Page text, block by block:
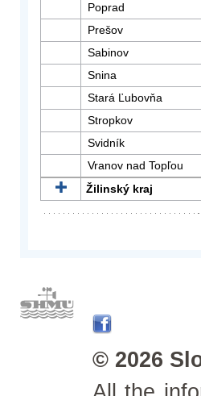
Poprad
Prešov
Sabinov
Snina
Stará Ľubovňa
Stropkov
Svidník
Vranov nad Topľou
Žilinský kraj
© 2026